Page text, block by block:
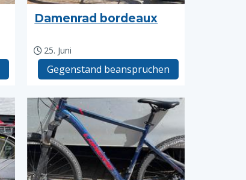
Damenrad bordeaux
25. Juni
Gegenstand beanspruchen